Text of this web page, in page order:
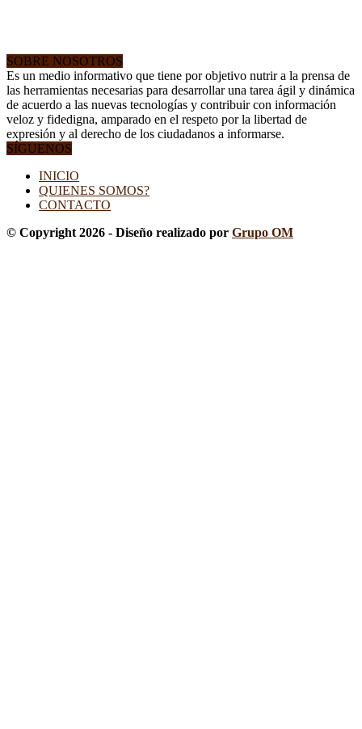
SOBRE NOSOTROS
Es un medio informativo que tiene por objetivo nutrir a la prensa de
las herramientas necesarias para desarrollar una tarea ágil y dinámica
de acuerdo a las nuevas tecnologías y contribuir con información
veloz y fidedigna, amparado en el respeto por la libertad de
expresión y al derecho de los ciudadanos a informarse.
SÍGUENOS
INICIO
QUIENES SOMOS?
CONTACTO
© Copyright 2026 - Diseño realizado por Grupo OM